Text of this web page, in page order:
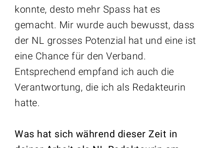
konnte, desto mehr Spass hat es
gemacht. Mir wurde auch bewusst, dass
der NL grosses Potenzial hat und eine ist
eine Chance für den Verband.
Entsprechend empfand ich auch die
Verantwortung, die ich als Redakteurin
hatte.
Was hat sich während dieser Zeit in